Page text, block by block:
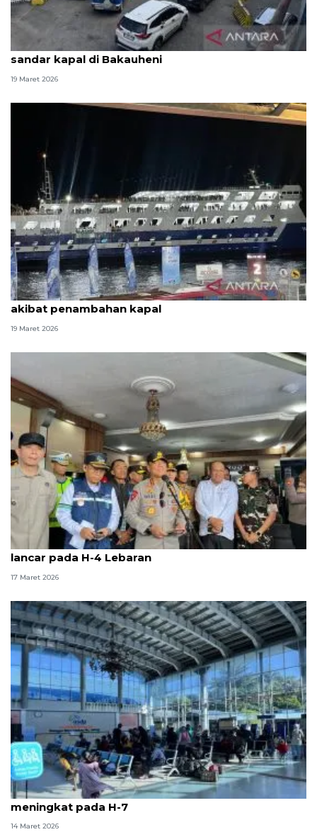
ASDP perkuat koordinasi atasi keterlambatan
sandar kapal di Bakauheni
19 Maret 2026
BPTD sebut keterlambatan sandar di Bakauheni
akibat penambahan kapal
19 Maret 2026
Wakapolri: Arus mudik di Pelabuhan Bakauheni
lancar pada H-4 Lebaran
17 Maret 2026
Aktivitas pemudik di Pelabuhan Bakauheni mulai
meningkat pada H-7
14 Maret 2026